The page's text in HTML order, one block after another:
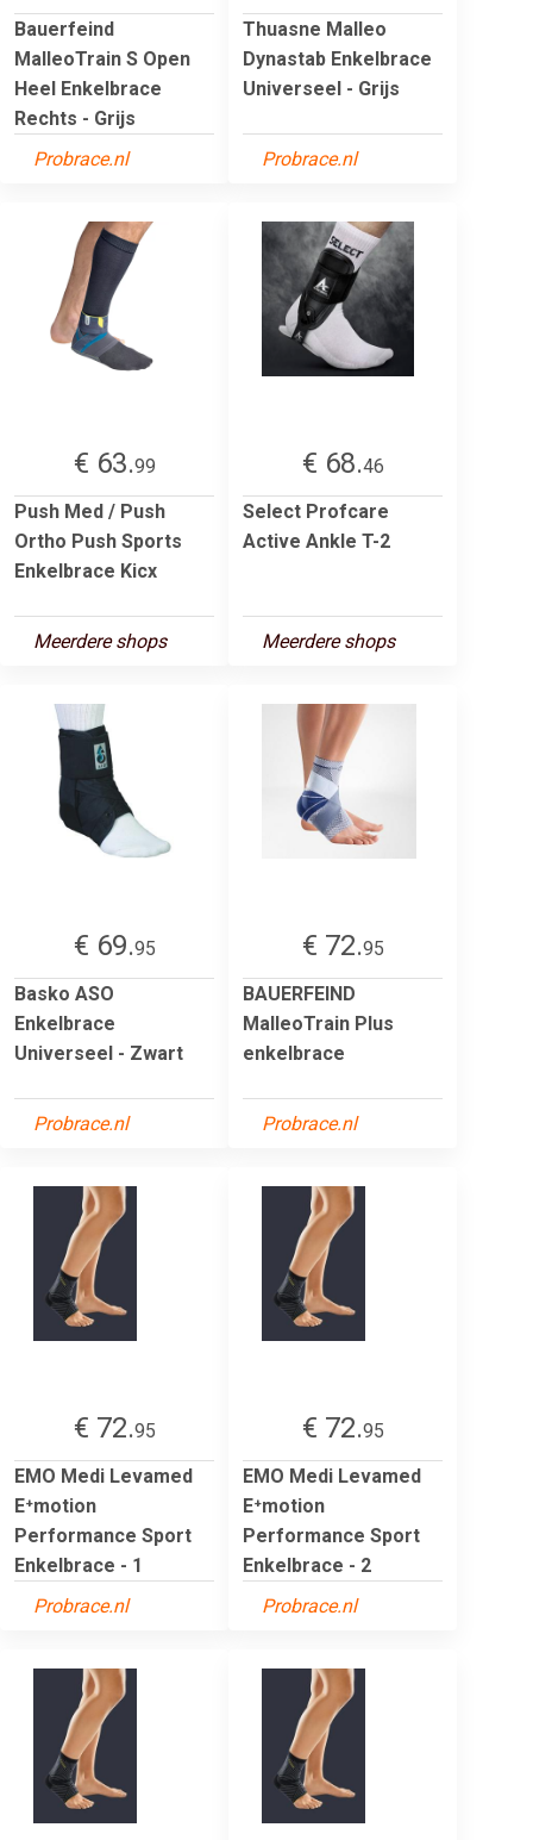
Bauerfeind
MalleoTrain S Open
Heel Enkelbrace
Rechts - Grijs
Probrace.nl
Thuasne Malleo
Dynastab Enkelbrace
Universeel - Grijs
Probrace.nl
€ 63.99
Push Med / Push
Ortho Push Sports
Enkelbrace Kicx
Meerdere shops
€ 68.46
Select Profcare
Active Ankle T-2
Meerdere shops
€ 69.95
Basko ASO
Enkelbrace
Universeel - Zwart
Probrace.nl
€ 72.95
BAUERFEIND
MalleoTrain Plus
enkelbrace
Probrace.nl
€ 72.95
EMO Medi Levamed
E⁺motion
Performance Sport
Enkelbrace - 1
Probrace.nl
€ 72.95
EMO Medi Levamed
E⁺motion
Performance Sport
Enkelbrace - 2
Probrace.nl